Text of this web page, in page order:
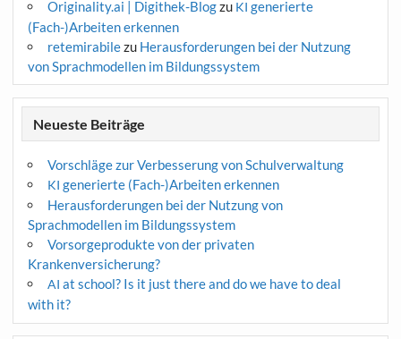
Originality.ai | Digithek-Blogzu KI generierte
(Fach-)Arbeiten erkennen
retemirabilezu Herausforderungen bei der Nutzung
von Sprachmodellen im Bildungssystem
Neueste Beiträge
Vorschläge zur Verbesserung von Schulverwaltung
KI generierte (Fach-)Arbeiten erkennen
Herausforderungen bei der Nutzung von
Sprachmodellen im Bildungssystem
Vorsorgeprodukte von der privaten
Krankenversicherung?
AI at school? Is it just there and do we have to deal
with it?